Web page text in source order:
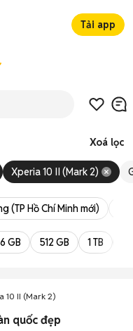
Tải app
Xoá lọc
Xperia 10 II (Mark 2)
(TP Hồ Chí Minh mới)
GB 512 GB 1 TB
10 II (Mark 2)
quốc đẹp